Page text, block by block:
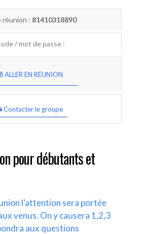
réunion : 81410318890
/ mot de passe :
ALLER EN REUNION
Contacter le groupe
pour débutants et
l’attention sera portée
venus. On y causera 1,2,3
aux questions